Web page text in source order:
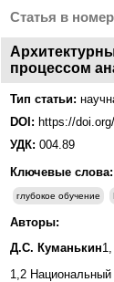
Статья в
процессом
Тип статьи:
DOI: https://
УДК: 004.89
Ключевые слова:
глубокое обучение
Авторы:
Д.С. Куманькин1,
1,2 Национальный